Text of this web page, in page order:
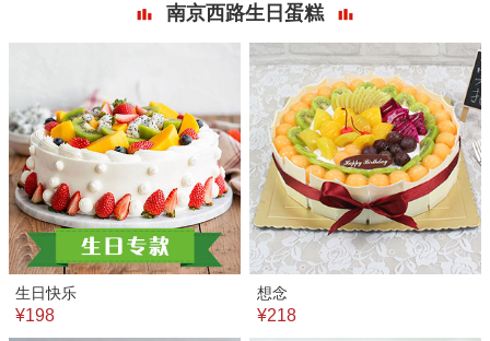
南京西路生日蛋糕
生日快乐
¥198
想念
¥218